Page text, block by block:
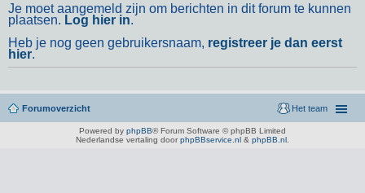
Je moet aangemeld zijn om berichten in dit forum te kunnen
plaatsen. Log hier in.
Heb je nog geen gebruikersnaam, registreer je dan eerst
hier.
Forumoverzicht Het team
Powered by phpBB® Forum Software © phpBB Limited
Nederlandse vertaling door phpBBservice.nl & phpBB.nl